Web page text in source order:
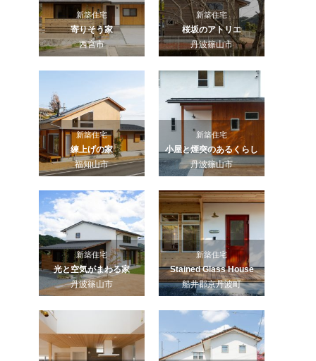
新築住宅
寄りそう家
西宮市
新築住宅
桜坂のアトリエ
丹波篠山市
新築住宅
練上げの家
福知山市
新築住宅
小屋と煙突のあるくらし
丹波篠山市
新築住宅
光と空気がまわる家
丹波篠山市
新築住宅
Stained Glass House
船井郡京丹波町